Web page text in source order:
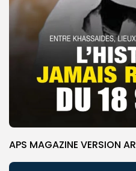
APS MAGAZINE VERSION AR